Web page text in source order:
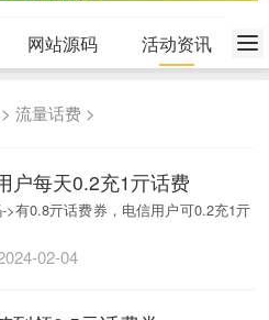
网站源码 活动资讯
>流量话费 >
户每天0.2充1亓话费
>有0.8亓话费券，电信用户可0.2充1亓
02-04